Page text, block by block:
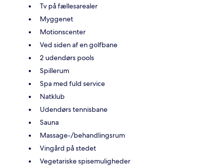
Tv på fællesarealer
Myggenet
Motionscenter
Ved siden af en golfbane
2 udendørs pools
Spillerum
Spa med fuld service
Natklub
Udendørs tennisbane
Sauna
Massage-/behandlingsrum
Vingård på stedet
Vegetariske spisemuligheder